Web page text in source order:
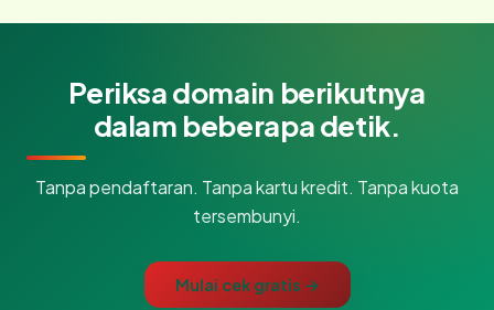
Periksa domain berikutnya
dalam beberapa detik.
Tanpa pendaftaran. Tanpa kartu kredit. Tanpa kuota
tersembunyi.
Mulai cek gratis →